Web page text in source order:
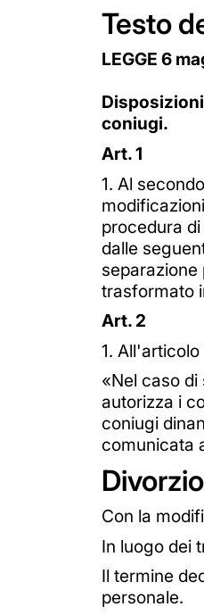
Testo
LEGGE 6
coniugi.
Art. 1
1. Al
procedura
dalle
separazione
trasformato
Art. 2
1. All'articolo
«Nel caso
autorizza i
coniugi
comunicata
Con la
In luogo dei
Il termine
personale.